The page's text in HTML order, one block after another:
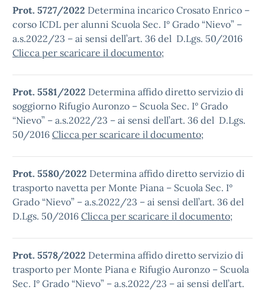
Prot. 5727/2022 Determina incarico Crosato Enrico –
corso ICDL per alunni Scuola Sec. I° Grado “Nievo” –
a.s.2022/23 – ai sensi dell’art. 36 del D.Lgs. 50/2016
Clicca per scaricare il documento;
Prot. 5581/2022 Determina affido diretto servizio di
soggiorno Rifugio Auronzo – Scuola Sec. I° Grado
“Nievo” – a.s.2022/23 – ai sensi dell’art. 36 del D.Lgs.
50/2016 Clicca per scaricare il documento;
Prot. 5580/2022 Determina affido diretto servizio di
trasporto navetta per Monte Piana – Scuola Sec. I°
Grado “Nievo” – a.s.2022/23 – ai sensi dell’art. 36 del
D.Lgs. 50/2016 Clicca per scaricare il documento;
Prot. 5578/2022 Determina affido diretto servizio di
trasporto per Monte Piana e Rifugio Auronzo – Scuola
Sec. I° Grado “Nievo” – a.s.2022/23 – ai sensi dell’art.